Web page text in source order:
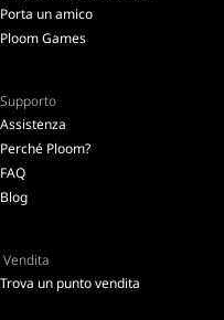
Porta un amico
Ploom Games
Supporto
Assistenza
Perché Ploom?
FAQ
Blog
Vendita
Trova un punto vendita